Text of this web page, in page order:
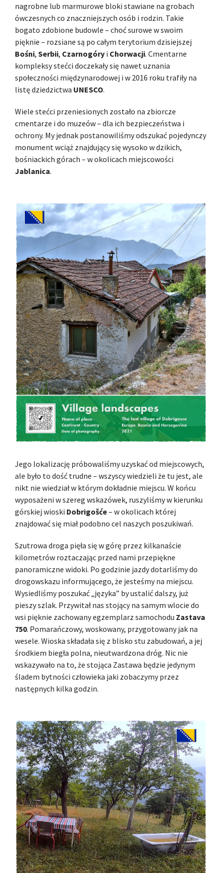
nagrobne lub marmurowe bloki stawiane na grobach
ówczesnych co znaczniejszych osób i rodzin. Takie
bogato zdobione budowle – choć surowe w swoim
pięknie – rozsiane są po całym terytorium dzisiejszej
Bośni, Serbii, Czarnogóry i Chorwacji. Cmentarne
kompleksy stećci doczekały się nawet uznania
społeczności międzynarodowej i w 2016 roku trafiły na
listę dziedzictwa UNESCO.
Wiele stećci przeniesionych zostało na zbiorcze
cmentarze i do muzeów – dla ich bezpieczeństwa i
ochrony. My jednak postanowiliśmy odszukać pojedynczy
monument wciąż znajdujący się wysoko w dzikich,
bośniackich górach – w okolicach miejscowości
Jablanica.
Jego lokalizację próbowaliśmy uzyskać od miejscowych,
ale było to dość trudne – wszyscy wiedzieli że tu jest, ale
nikt nie wiedział w którym dokładnie miejscu. W końcu
wyposażeni w szereg wskazówek, ruszyliśmy w kierunku
górskiej wioski Dobrigošće– w okolicach której
znajdować się miał podobno cel naszych poszukiwań.
Szutrowa droga pięła się w górę przez kilkanaście
kilometrów roztaczając przed nami przepiękne
panoramiczne widoki. Po godzinie jazdy dotarliśmy do
drogowskazu informującego, że jesteśmy na miejscu.
Wysiedliśmy poszukać „języka” by ustalić dalszy, już
pieszy szlak. Przywitał nas stojący na samym wlocie do
wsi pięknie zachowany egzemplarz samochodu Zastava
750. Pomarańczowy, woskowany, przygotowany jak na
wesele. Wioska składała się z blisko stu zabudowań, a jej
środkiem biegła polna, nieutwardzona dróg. Nic nie
wskazywało na to, że stojąca Zastawa będzie jedynym
śladem bytności człowieka jaki zobaczymy przez
następnych kilka godzin.